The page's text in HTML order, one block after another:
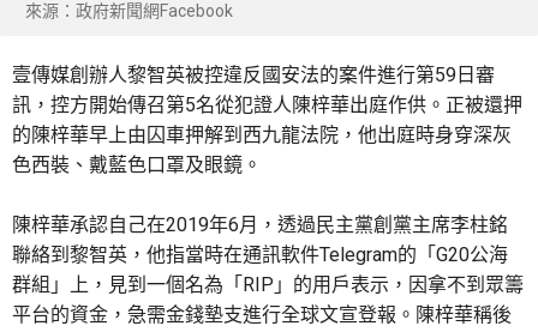
來源：政府新聞網Facebook
壹傳媒創辦人黎智英被控違反國安法的案件進行第59日審
訊，控方開始傳召第5名從犯證人陳梓華出庭作供。正被還押
的陳梓華早上由囚車押解到西九龍法院，他出庭時身穿深灰
色西裝、戴藍色口罩及眼鏡。
陳梓華承認自己在2019年6月，透過民主黨創黨主席李柱銘
聯絡到黎智英，他指當時在通訊軟件Telegram的「G20公海
群組」上，見到一個名為「RIP」的用戶表示，因拿不到眾籌
平台的資金，急需金錢墊支進行全球文宣登報。陳梓華稱後